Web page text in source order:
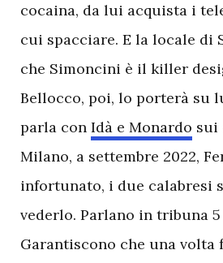
cocaina, da lui acquista i
cui spacciare. E la locale di
che Simoncini è il killer
Bellocco, poi, lo porterà su
parla con Idà e Monardo sui
Milano, a settembre 2022,
infortunato, i due calabresi
vederlo. Parlano in tribuna
Garantiscono che una volta